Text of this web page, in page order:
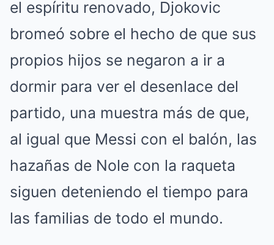
el espíritu renovado, Djokovic
bromeó sobre el hecho de que sus
propios hijos se negaron a ir a
dormir para ver el desenlace del
partido, una muestra más de que,
al igual que Messi con el balón, las
hazañas de Nole con la raqueta
siguen deteniendo el tiempo para
las familias de todo el mundo.